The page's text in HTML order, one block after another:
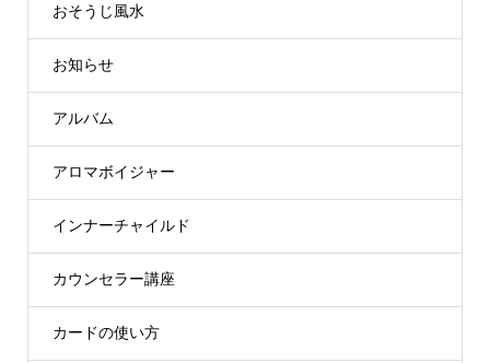
おそうじ風水
お知らせ
アルバム
アロマボイジャー
インナーチャイルド
カウンセラー講座
カードの使い方